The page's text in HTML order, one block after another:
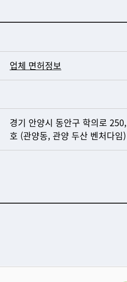
업체 면허정보
경기 안양시 동안구 학의로
호 (관양동, 관양 두산 벤처다임)